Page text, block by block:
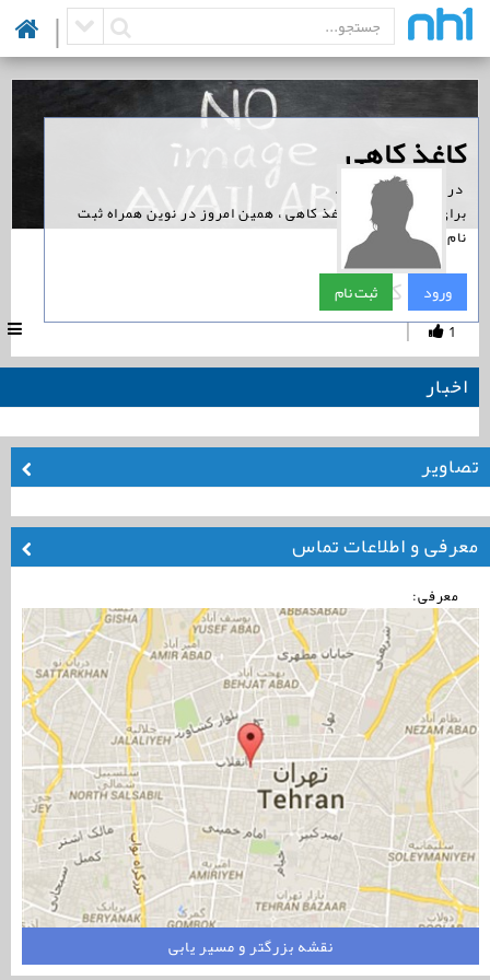
|
‏کاغذ کاهی
‏ در نوین همراه است.
برای پیگیری اخبار کاغذ کاهی ، همین امروز در نوین همراه ثبت
نام کنید.
ورود ثبت نام
کاغذ کاهی
1
|
اخبار
تصاویر
معرفی و اطلاعات تماس
معرفی:
نقشه بزرگتر و مسیر یابی